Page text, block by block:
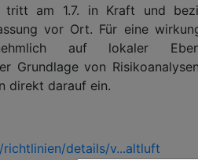
tritt am 1.7. in Kraft und
vor Ort. Für eine
auf lokaler
Grundlage von
direkt darauf ein.
details/v...altluft